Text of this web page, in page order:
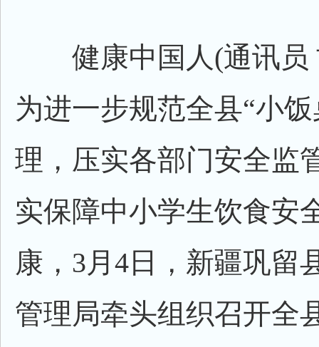
健康中国人(通讯员
为进一步规范全县“小
理，压实各部门安全监
实保障中小学生饮食安
康，3月4日，新疆巩留
管理局牵头组织召开全